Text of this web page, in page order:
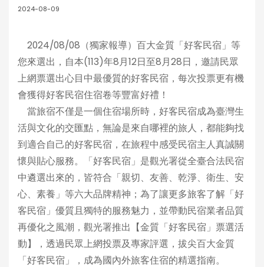
2024-08-09
2024/08/08（獨家報導）百大金質「好客民宿」等
您來選出，自本(113)年8月12日至8月28日，邀請民眾
上網票選出心目中最優質的好客民宿，每次投票更有機
會獲得好客民宿住宿卷等豐富好禮！
當旅宿不僅是一個住宿場所時，好客民宿成為臺灣生
活與文化的交匯點，無論是來自哪裡的旅人，都能夠找
到適合自己的好客民宿，在旅程中感受民宿主人真誠關
懷與貼心服務。「好客民宿」是觀光署從全臺合法民宿
中遴選出來的，皆符合「親切、友善、乾淨、衛生、安
心、素養」等六大品牌精神；為了讓更多旅客了解「好
客民宿」優質且獨特的服務魅力，並帶動民宿業者品質
再優化之風潮，觀光署推出【金質「好客民宿」票選活
動】，透過民眾上網投票及專家評選，拔尖百大金質
「好客民宿」，成為國內外旅客住宿的精選指南。